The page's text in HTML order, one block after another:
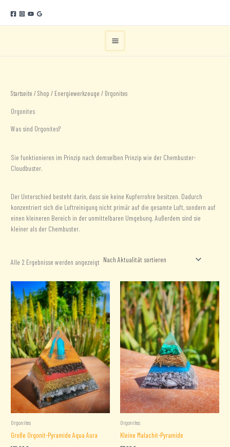
Inhalt
springen
Startseite /Shop / Energiewerkzeuge / Orgonites
Orgonites
Was sind Orgonites?
Sie funktionieren im Prinzip nach demselben Prinzip wie der Chembuster-
Cloudbuster.
Der Unterschied besteht darin, dass sie keine Kupferrohre besitzen. Dadurch
konzentriert sich die Luftreinigung nicht primär auf die gesamte Luft, sondern auf
einen kleineren Bereich in der unmittelbaren Umgebung. Außerdem sind sie
kleiner als der Chembuster.
Alle 2 Ergebnisse werden angezeigt Nach
Orgonites
Große Orgonit-Pyramide Aqua Aura
Orgonites
Kleine Malachit-Pyramide